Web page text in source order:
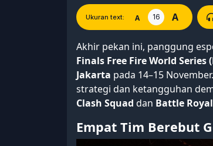
Ukuran text: A 16 A
Akhir pekan ini, panggung
Finals Free Fire World Series
Jakarta pada 14–15
strategi dan ketangguhan
Clash Squad dan Battle
Empat Tim Berebut